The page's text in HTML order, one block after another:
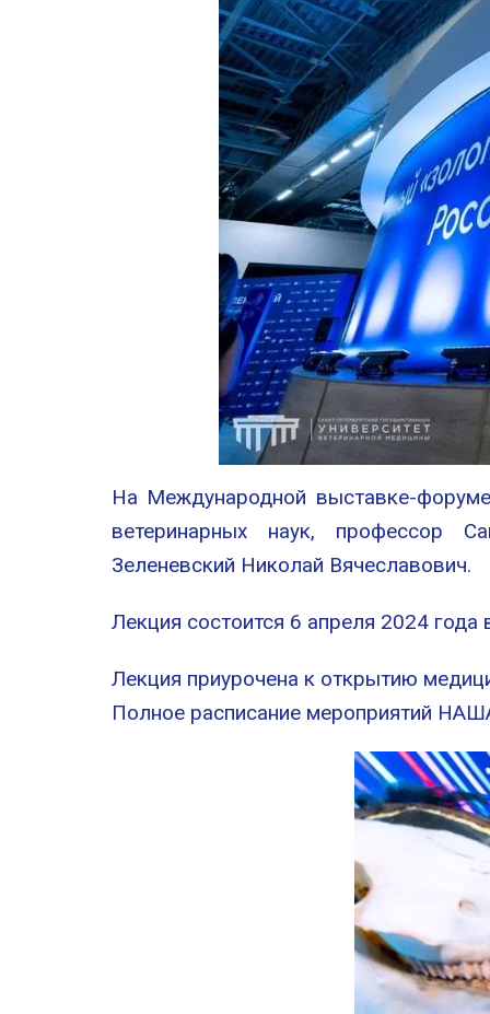
На Международной выставке-
ветеринарных наук, профессор
Зеленевский Николай Вячеславович.
Лекция состоится 6 апреля 2024
Лекция приурочена к открытию
Полное расписание мероприятий